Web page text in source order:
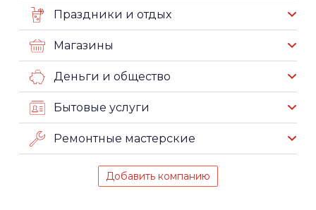
Праздники и отдых
Магазины
Деньги и общество
Бытовые услуги
Ремонтные мастерские
Добавить компанию